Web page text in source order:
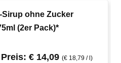
Sirup ohne Zucker
(2er Pack)*
Preis: € 14,09 (€ 18,79 / l)